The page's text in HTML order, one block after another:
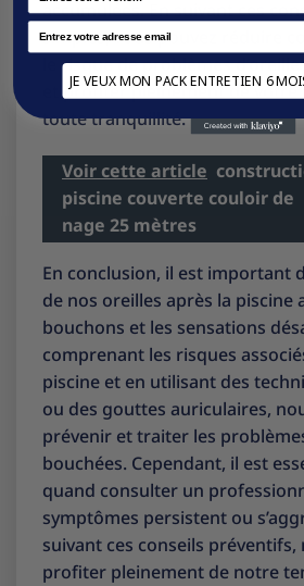
accumulées. En suivant ces
simples, vous pouvez réduire
le risque de problèmes
et profiter pleinement de
toute tranquillité.
Voir cette article
piscine couverte couloir de
nage 25 mètres
En conclusion, il est important
de nos oreilles après la piscine
bouchons et les sensations
comprenant les risques
piscine et en utilisant des
ou des gouttes auriculaires,
prévenir et traiter les
bouchées. Cependant, il est
quand consulter un
symptômes persistent ou
suivant ces conseils préventifs,
profiter pleinement de notre
Email
JE VEUX MON PACK ENTRETIEN 6